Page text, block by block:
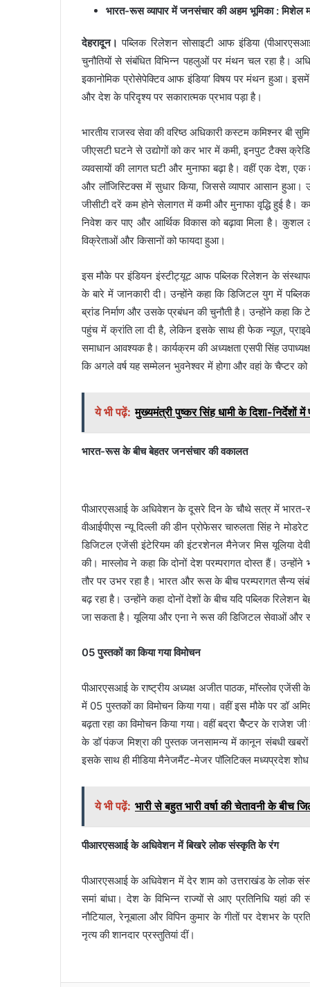
भारत-रूस व्यापार में जनसंचार की अहम भूमिका : मिशेल
देहरादून।पब्लिक रिलेशन सोसाइटी आफ इंडिया
चुनौतियों से संबंधित विभिन्न पहलुओं पर मंथन चल रहा है।
इकानोमिक प्रोसेपेक्टिव आफ इंडिया‘ विषय पर मंथन हुआ।
और देश के परिदृश्य पर सकारात्मक प्रभाव पड़ा है।
भारतीय राजस्व सेवा की वरिष्ठ अधिकारी कस्टम कमिश्नर बी
जीएसटी घटने से उद्योगों को कर भार में कमी, इनपुट टैक्स
व्यवसायों की लागत घटी और मुनाफा बढ़ा है। वहीं एक देश, एक
और लॉजिस्टिक्स में सुधार किया, जिससे व्यापार आसान हुआ।
जीसीटी दरें कम होने सेलागत में कमी और मुनाफा वृद्धि हुई है।
निवेश कर पाए और आर्थिक विकास को बढ़ावा मिला है।
विक्रेताओं और किसानों को फायदा हुआ।
इस मौके पर इंडियन इंस्टीट्यूट आफ पब्लिक रिलेशन के
के बारे में जानकारी दी। उन्होंने कहा कि डिजिटल युग में
ब्रांड निर्माण और उसके प्रबंधन की चुनौती है। उन्होंने कहा
पहुंच में क्रांति ला दी है, लेकिन इसके साथ ही फेक न्यूज़,
समाधान आवश्यक है। कार्यक्रम की अध्यक्षता एसपी सिंह
कि अगले वर्ष यह सम्मेलन भुवनेश्वर में होगा और वहां के चैप्टर
ये भी पढ़ें: मुख्यमंत्री पुष्कर सिंह धामी के दिशा-निर्देशों
भारत-रूस के बीच बेहतर जनसंचार की वकालत
पीआरएसआई के अधिवेशन के दूसरे दिन के चौथे सत्र में भारत-
वीआईपीएस न्यू दिल्ली की डीन प्रोफेसर चारुलता सिंह ने
डिजिटल एजेंसी इंटेरियम की इंटरशेनल मैनेजर मिस यूलिया
की। मास्लोव ने कहा कि दोनों देश परम्परागत दोस्त हैं।
तौर पर उभर रहा है। भारत और रूस के बीच परम्परागत सैन्य
बढ़ रहा है। उन्होंने कहा दोनों देशों के बीच यदि पब्लिक रिलेशन
जा सकता है। यूलिया और एना ने रूस की डिजिटल सेवाओं और
05 पुस्तकों का किया गया विमोचन
पीआरएसआई के राष्ट्रीय अध्यक्ष अजीत पाठक, मॉस्लोव
में 05 पुस्तकों का विमोचन किया गया। वहीं इस मौके पर डॉ
बढ़ता रहा का विमोचन किया गया। वहीं बद्रा चैेप्टर के राजेश
के डॉ पंकज मिश्रा की पुस्तक जनसामन्य में कानून संबधी खबरों
इसके साथ ही मीडिया मैनेजमैंट-मेजर पॉलिटिक्ल मध्यप्रदेश शोध
ये भी पढ़ें: भारी से बहुत भारी वर्षा की चेतावनी के बीच
पीआरएसआई के अधिवेशन में बिखरे लोक संस्कृति के रंग
पीआरएसआई के अधिवेशन में देर शाम को उत्तराखंड के लोक
समां बांधा। देश के विभिन्न राज्यों से आए प्रतिनिधि यहां
नौटियाल, रेनूबाला और विपिन कुमार के गीतों पर देशभर के
नृत्य की शानदार प्रस्तुतियां दीं।